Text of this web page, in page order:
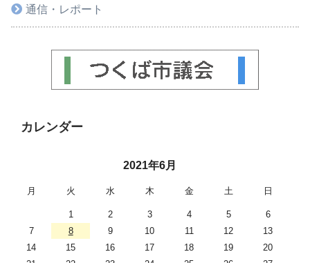
通信・レポート
カレンダー
2021年6月
月 火 水 木 金 土 日
1 2 3 4 5
6
7
8 9 10 11 12
13
14
15 16 17 18 19
20